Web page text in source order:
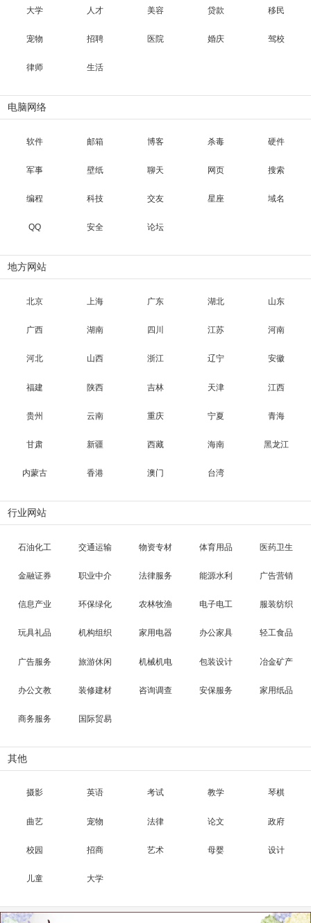
大学 人才 美容 贷款 移民
宠物 招聘 医院 婚庆 驾校
律师 生活
电脑网络
软件 邮箱 博客 杀毒 硬件
军事 壁纸 聊天 网页 搜索
编程 科技 交友 星座 域名
QQ 安全 论坛
地方网站
北京 上海 广东 湖北 山东
广西 湖南 四川 江苏 河南
河北 山西 浙江 辽宁 安徽
福建 陕西 吉林 天津 江西
贵州 云南 重庆 宁夏 青海
甘肃 新疆 西藏 海南 黑龙江
内蒙古 香港 澳门 台湾
行业网站
石油化工 交通运输 物资专材 体育用品 医药卫生
金融证券 职业中介 法律服务 能源水利 广告营销
信息产业 环保绿化 农林牧渔 电子电工 服装纺织
玩具礼品 机构组织 家用电器 办公家具 轻工食品
广告服务 旅游休闲 机械机电 包装设计 冶金矿产
办公文教 装修建材 咨询调查 安保服务 家用纸品
商务服务 国际贸易
其他
摄影 英语 考试 教学 琴棋
曲艺 宠物 法律 论文 政府
校园 招商 艺术 母婴 设计
儿童 大学